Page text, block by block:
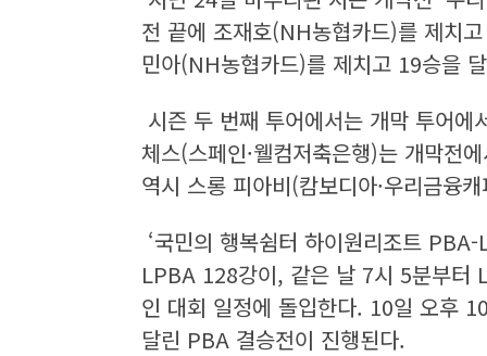
전 끝에 조재호(NH농협카드)를 제치
민아(NH농협카드)를 제치고 19승을
시즌 두 번째 투어에서는 개막 투어에
체스(스페인·웰컴저축은행)는 개막전
역시 스롱 피아비(캄보디아·우리금융
‘국민의 행복쉼터 하이원리조트
LPBA 128강이, 같은 날 7시 5분부터
인 대회 일정에 돌입한다. 10일 오후
달린 PBA 결승전이 진행된다.